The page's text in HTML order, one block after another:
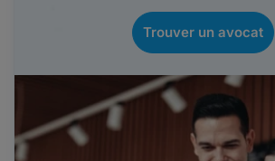
Trouver un avocat